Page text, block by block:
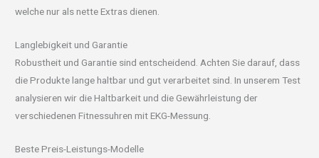
welche nur als nette Extras dienen.
Langlebigkeit und Garantie
Robustheit und Garantie sind entscheidend. Achten Sie darauf, dass
die Produkte lange haltbar und gut verarbeitet sind. In unserem Test
analysieren wir die Haltbarkeit und die Gewährleistung der
verschiedenen Fitnessuhren mit EKG-Messung.
Beste Preis-Leistungs-Modelle